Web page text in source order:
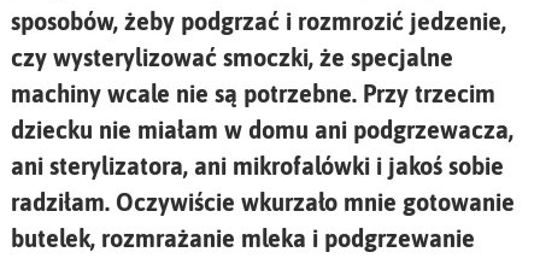
sposobów, żeby podgrzać i rozmrozić jedzenie,
czy wysterylizować smoczki, że specjalne
machiny wcale nie są potrzebne. Przy trzecim
dziecku nie miałam w domu ani podgrzewacza,
ani sterylizatora, ani mikrofalówki i jakoś sobie
radziłam. Oczywiście wkurzało mnie gotowanie
butelek, rozmrażanie mleka i podgrzewanie